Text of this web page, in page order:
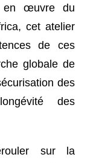
œuvre du
cet atelier
de ces
globale de
des
des
sur la